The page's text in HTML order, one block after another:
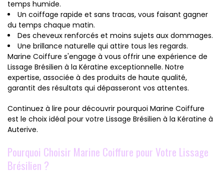
temps humide.
Un coiffage rapide et sans tracas, vous faisant gagner
du temps chaque matin.
Des cheveux renforcés et moins sujets aux dommages.
Une brillance naturelle qui attire tous les regards.
Marine Coiffure s'engage à vous offrir une expérience de
Lissage Brésilien à la Kératine exceptionnelle. Notre
expertise, associée à des produits de haute qualité,
garantit des résultats qui dépasseront vos attentes.
Continuez à lire pour découvrir pourquoi Marine Coiffure
est le choix idéal pour votre Lissage Brésilien à la Kératine à
Auterive.
Pourquoi Choisir Marine Coiffure pour Votre Lissage
Brésilien ?